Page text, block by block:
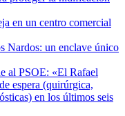
en un centro comercial
Nardos: un enclave único
al PSOE: «El Rafael
espera (quirúrgica,
en los últimos seis